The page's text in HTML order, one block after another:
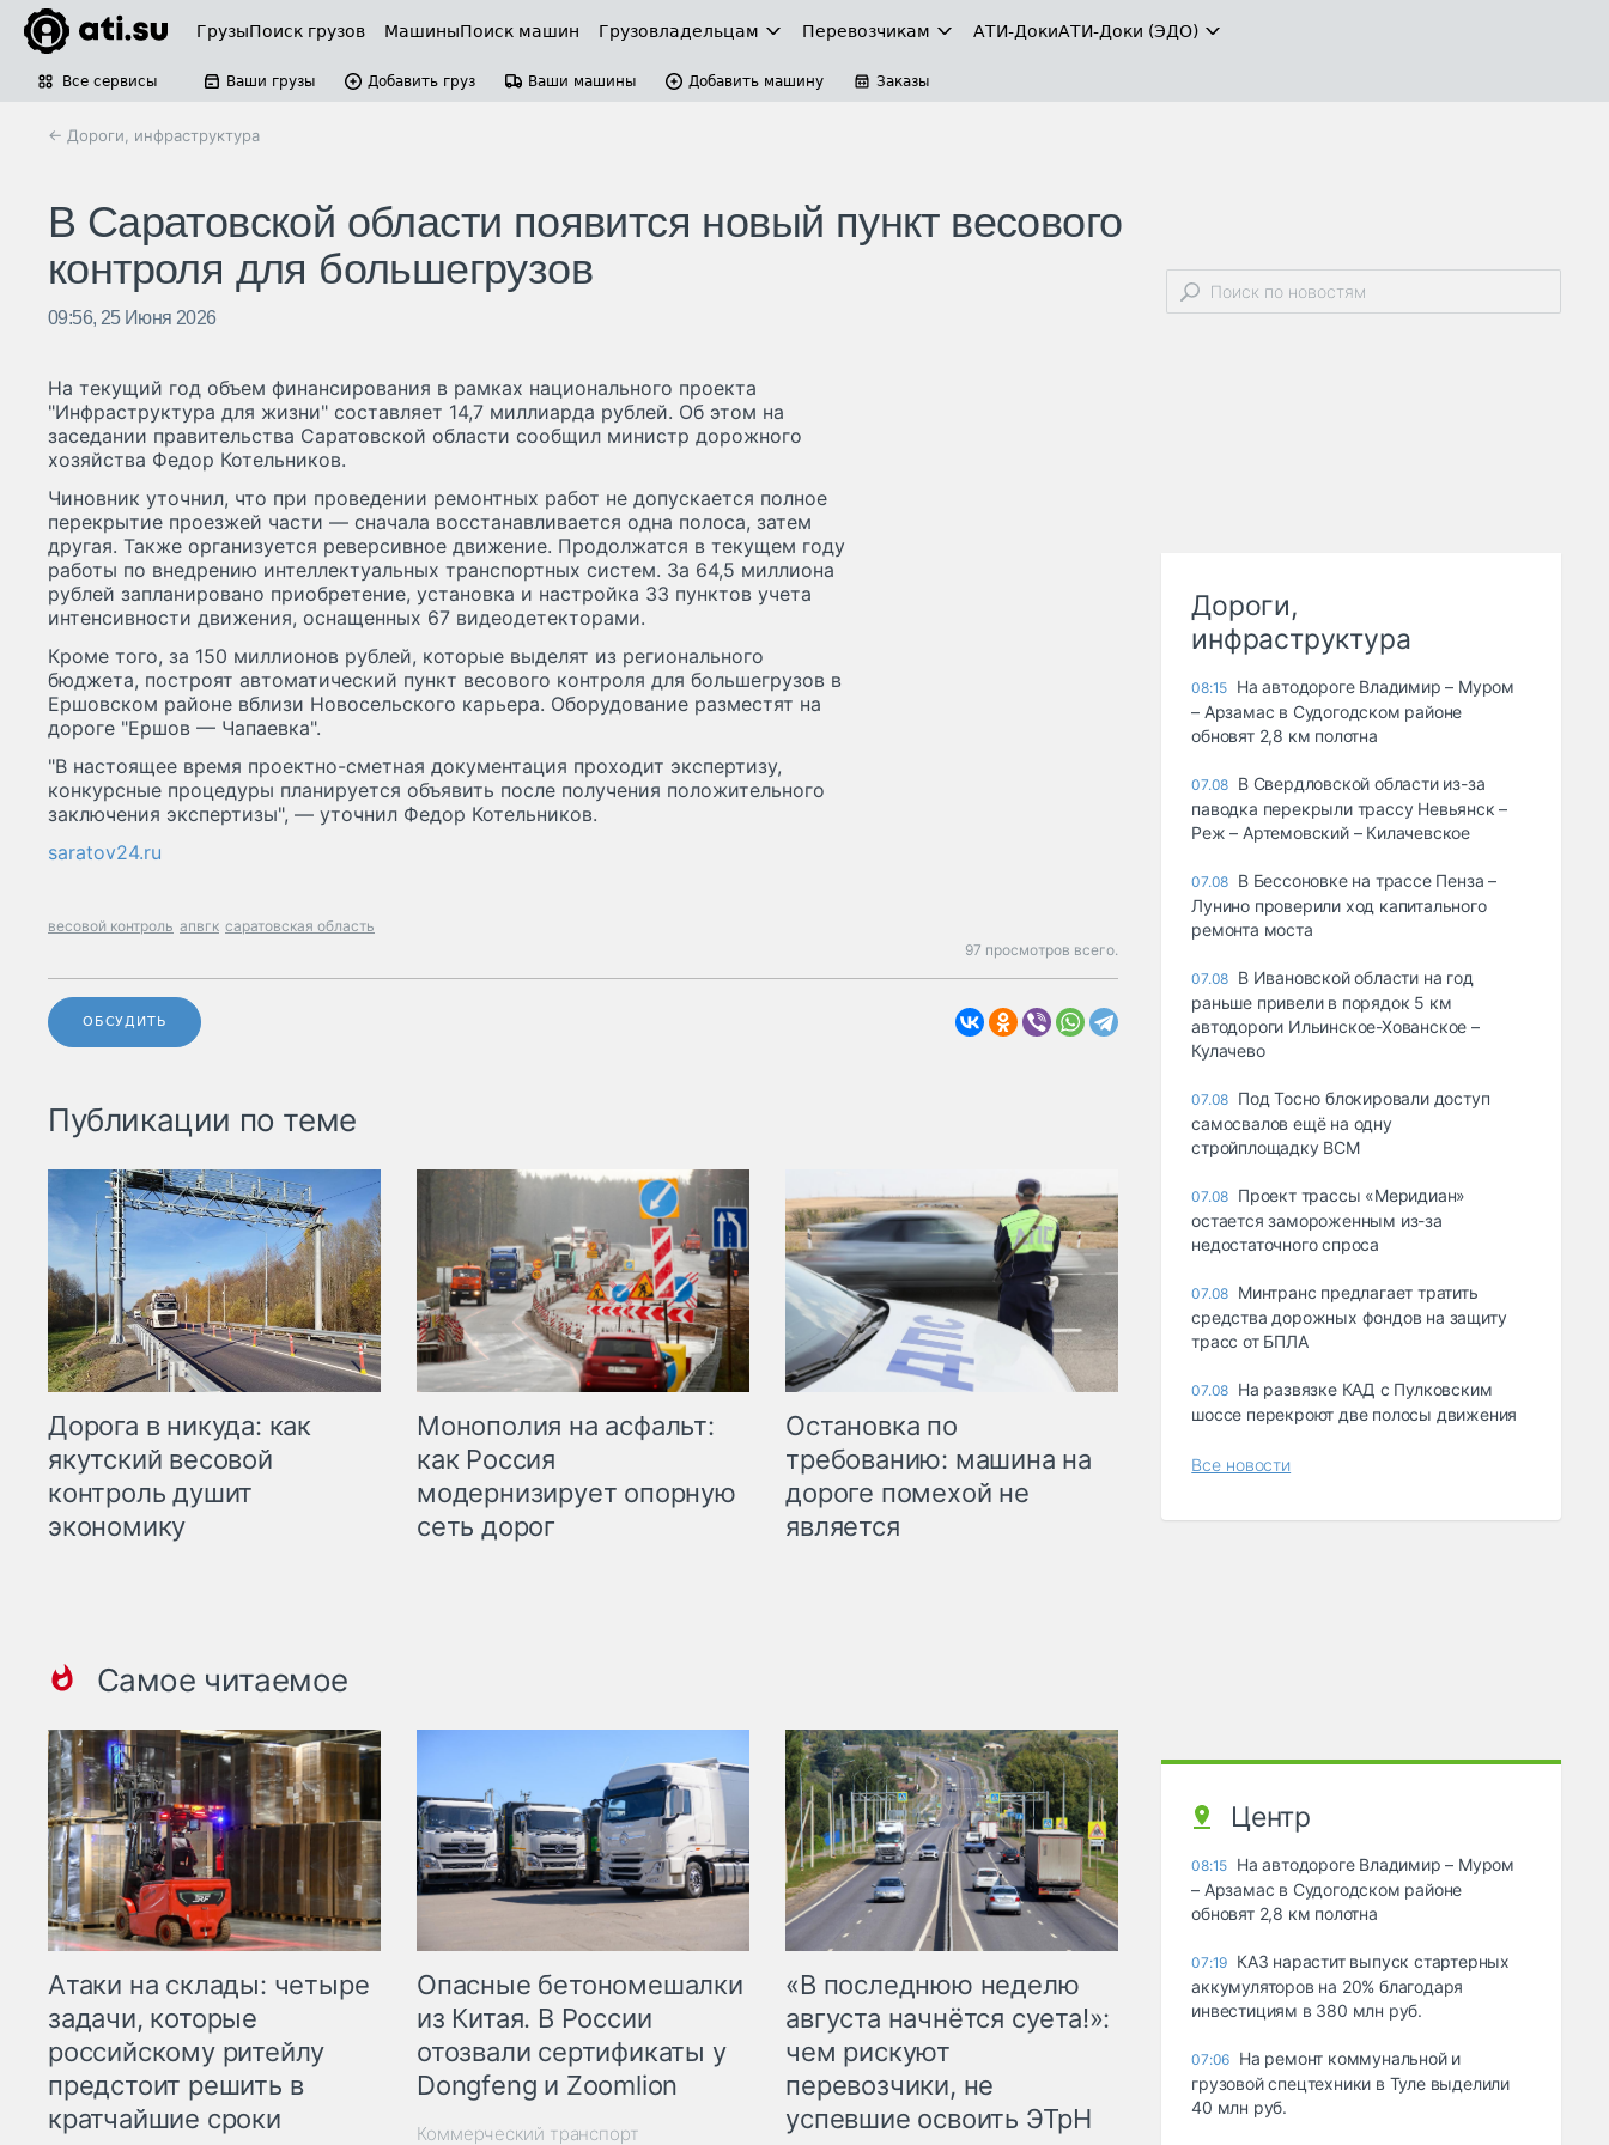
ГрузыПоиск грузов МашиныПоиск машин Грузовладельцам Перевозчикам АТИ-ДокиАТИ-Доки (ЭДО)
Все сервисы Ваши грузы Добавить груз Ваши машины Добавить машину Заказы
← Дороги, инфраструктура
В Саратовской области появится новый пункт весового
контроля для большегрузов
09:56, 25 Июня 2026
На текущий год объем финансирования в рамках национального проекта
"Инфраструктура для жизни" составляет 14,7 миллиарда рублей. Об этом на
заседании правительства Саратовской области сообщил министр дорожного
хозяйства Федор Котельников.
Чиновник уточнил, что при проведении ремонтных работ не допускается полное
перекрытие проезжей части — сначала восстанавливается одна полоса, затем
другая. Также организуется реверсивное движение. Продолжатся в текущем году
работы по внедрению интеллектуальных транспортных систем. За 64,5 миллиона
рублей запланировано приобретение, установка и настройка 33 пунктов учета
интенсивности движения, оснащенных 67 видеодетекторами.
Кроме того, за 150 миллионов рублей, которые выделят из регионального
бюджета, построят автоматический пункт весового контроля для большегрузов в
Ершовском районе вблизи Новосельского карьера. Оборудование разместят на
дороге "Ершов — Чапаевка".
"В настоящее время проектно-сметная документация проходит экспертизу,
конкурсные процедуры планируется объявить после получения положительного
заключения экспертизы", — уточнил Федор Котельников.
saratov24.ru
весовой контроль апвгк саратовская область
97 просмотров всего.
ОБСУДИТЬ
Публикации по теме
Дорога в никуда: как
якутский весовой
контроль душит
экономику
Монополия на асфальт:
как Россия
модернизирует опорную
сеть дорог
Остановка по
требованию: машина на
дороге помехой не
является
Самое читаемое
Атаки на склады: четыре
задачи, которые
российскому ритейлу
предстоит решить в
кратчайшие сроки
Опасные бетономешалки
из Китая. В России
отозвали сертификаты у
Dongfeng и Zoomlion
Коммерческий транспорт
«В последнюю неделю
августа начнётся суета!»:
чем рискуют
перевозчики, не
успевшие освоить ЭТрН
Дороги,
инфраструктура
08:15 На автодороге Владимир – Муром
– Арзамас в Судогодском районе
обновят 2,8 км полотна
07.08 В Свердловской области из-за
паводка перекрыли трассу Невьянск –
Реж – Артемовский – Килачевское
07.08 В Бессоновке на трассе Пенза –
Лунино проверили ход капитального
ремонта моста
07.08 В Ивановской области на год
раньше привели в порядок 5 км
автодороги Ильинское-Хованское –
Кулачево
07.08 Под Тосно блокировали доступ
самосвалов ещё на одну
стройплощадку ВСМ
07.08 Проект трассы «Меридиан»
остается замороженным из-за
недостаточного спроса
07.08 Минтранс предлагает тратить
средства дорожных фондов на защиту
трасс от БПЛА
07.08 На развязке КАД с Пулковским
шоссе перекроют две полосы движения
Все новости
Центр
08:15 На автодороге Владимир – Муром
– Арзамас в Судогодском районе
обновят 2,8 км полотна
07:19 КАЗ нарастит выпуск стартерных
аккумуляторов на 20% благодаря
инвестициям в 380 млн руб.
07:06 На ремонт коммунальной и
грузовой спецтехники в Туле выделили
40 млн руб.